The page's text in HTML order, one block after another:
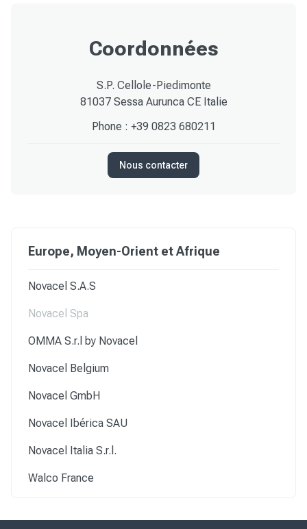
Europe, Moyen-Orient et Afrique
Novacel S.A.S
Novacel Spa
OMMA S.r.l by Novacel
Novacel Belgium
Novacel GmbH
Novacel Ibérica SAU
Novacel Italia S.r.l.
Walco France
Coordonnées
S.P. Cellole-Piedimonte
81037 Sessa Aurunca CE Italie
Phone : +39 0823 680211
Nous contacter